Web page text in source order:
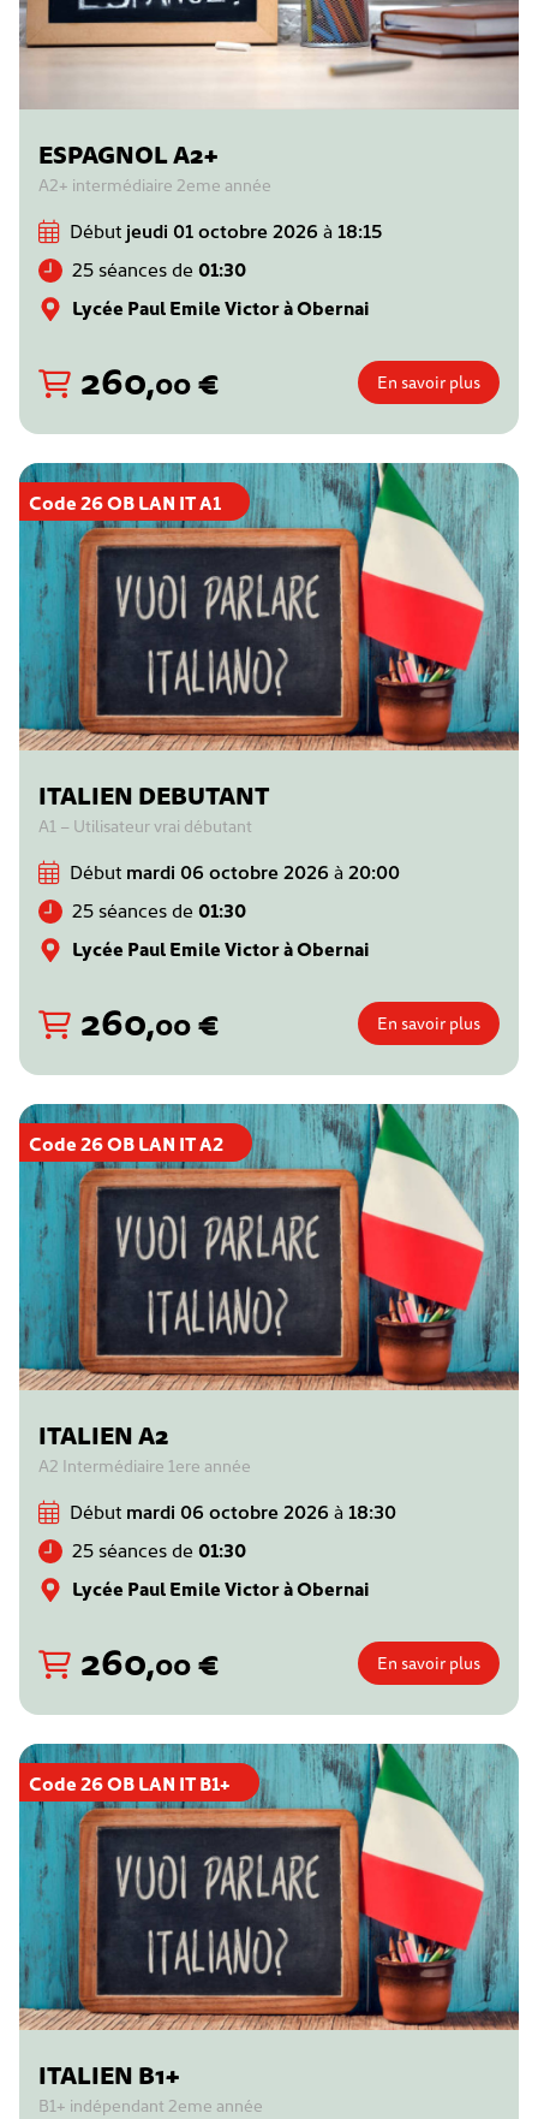
ESPAGNOL A2+
A2+ intermédiaire 2eme année
Début jeudi 01 octobre 2026 à 18:15
25 séances de 01:30
Lycée Paul Emile Victor à Obernai
260,00€ En savoir plus
Code 26 OB LAN IT A1
ITALIEN DEBUTANT
A1 – Utilisateur vrai débutant
Début mardi 06 octobre 2026 à 20:00
25 séances de 01:30
Lycée Paul Emile Victor à Obernai
260,00€ En savoir plus
Code 26 OB LAN IT A2
ITALIEN A2
A2 Intermédiaire 1ere année
Début mardi 06 octobre 2026 à 18:30
25 séances de 01:30
Lycée Paul Emile Victor à Obernai
260,00€ En savoir plus
Code 26 OB LAN IT B1+
ITALIEN B1+
B1+ indépendant 2eme année